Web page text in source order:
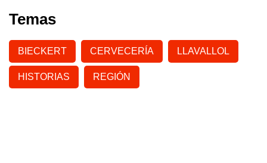
Temas
BIECKERT CERVECERÍA LLAVALLOL
HISTORIAS REGIÓN